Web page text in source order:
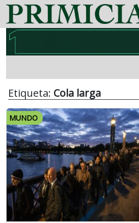
Etiqueta: Cola larga
MUNDO